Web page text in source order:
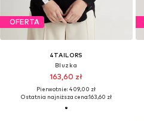
OFERTA
4TAILORS
Bluzka
163,60 zł
Pierwotnie: 409,00 zł
Ostatnia najniższa cena:163,60 zł